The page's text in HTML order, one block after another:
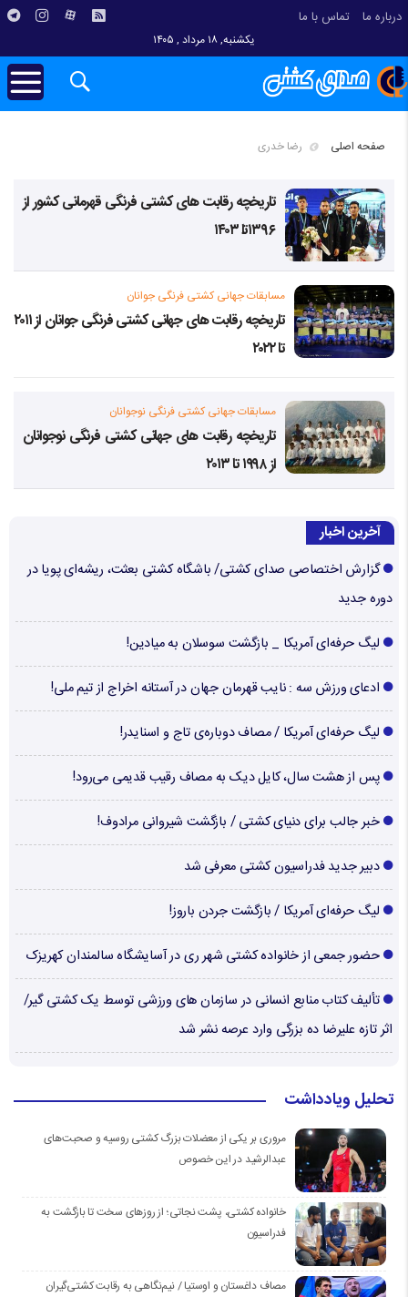
درباره ما تماس با ما
یکشنبه, ۱۸ مرداد , ۱۴۰۵
صفحه اصلی رضا خدری
تاریخچه رقابت های کشتی فرنگی قهرمانی کشور از
۱۳۹۶تا ۱۴۰۳
مسابقات جهانی کشتی فرنگی جوانان
تاریخچه رقابت های جهانی کشتی فرنگی جوانان از ۲۰۱۱
تا ۲۰۲۲
مسابقات جهانی کشتی فرنگی نوجوانان
تاریخچه رقابت های جهانی کشتی فرنگی نوجوانان
از ۱۹۹۸ تا ۲۰۱۳
آخرین اخبار
گزارش اختصاصی صدای کشتی/ باشگاه کشتی بعثت، ریشه‌ای پویا در
دوره جدید
لیگ حرفه‌ای آمریکا _ بازگشت سوسلان به میادین!
ادعای ورزش سه : نایب قهرمان جهان در آستانه اخراج از تیم ملی!
لیگ حرفه‌ای آمریکا / مصاف دوباره‌ی تاج و اسنایدر!
پس از هشت سال، کایل دیک به مصاف رقیب قدیمی می‌رود!
خبر جالب برای دنیای کشتی / بازگشت شیروانی مرادوف!
دبیر جدید فدراسیون کشتی معرفی شد
لیگ حرفه‌ای آمریکا / بازگشت جردن باروز!
حضور جمعی از خانواده کشتی شهر ری در آسایشگاه سالمندان کهریزک
تألیف کتاب منابع انسانی در سازمان های ورزشی توسط یک کشتی گیر/
اثر تازه علیرضا ده بزرگی وارد عرصه نشر شد
تحلیل ویادداشت
مروری بر یکی از معضلات بزرگ کشتی روسیه و صحبت‌های
عبدالرشید در این خصوص
خانواده کشتی، پشت نجاتی؛ از روزهای سخت تا بازگشت به
فدراسیون
مصاف داغستان و اوستیا / نیم‌نگاهی به رقابت کشتی‌گیران